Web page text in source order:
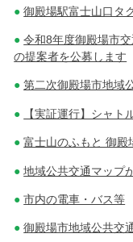
ビ
ゲ
ー
御殿場駅富士山口タ
令和8年度御殿場市
の提案者を公募します
第二次御殿場市地域
【実証運行】シャト
富士山のふもと 御殿
地域公共交通マップ
市内の電車・バス等
御殿場市地域公共交